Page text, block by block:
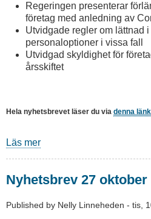
Regeringen presenterar
företag med anledning av
Utvidgade regler om lättnad
personaloptioner i vissa fall
Utvidgad skyldighet för
årsskiftet​
Hela nyhetsbrevet läser du via denna
Läs mer
december
Nyhetsbrev 27 oktober
Published by Nelly Linneheden - tis,